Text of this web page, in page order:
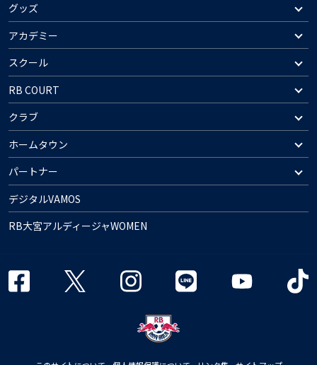
グッズ
アカデミー
スクール
RB COURT
クラブ
ホームタウン
パートナー
デジタルVAMOS
RB大宮アルディージャWOMEN